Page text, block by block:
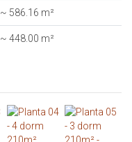
~ 586.16 m²
~ 448.00 m²